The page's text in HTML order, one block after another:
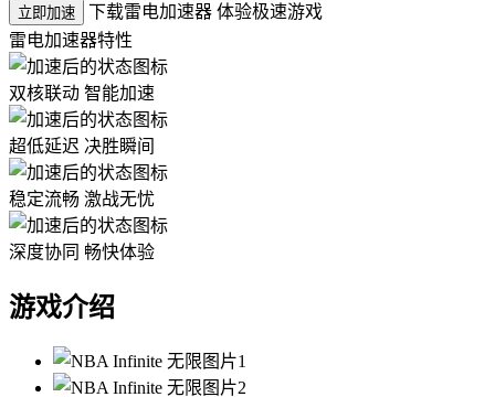
立即加速
下载雷电加速器 体验极速游戏
雷电加速器特性
双核联动 智能加速
超低延迟 决胜瞬间
稳定流畅 激战无忧
深度协同 畅快体验
游戏介绍